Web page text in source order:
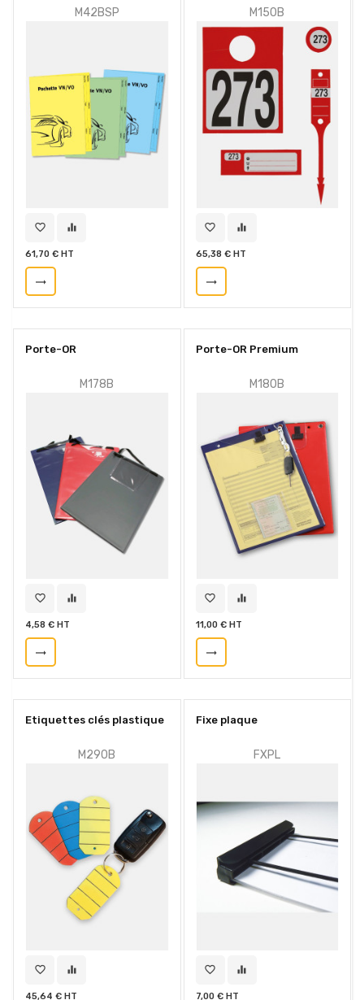
M42BSP
favorite_border equalizer
61,70 € HT
trending_flat
M150B
favorite_border equalizer
65,38 € HT
trending_flat
Porte-OR
M178B
favorite_border equalizer
4,58 € HT
trending_flat
Porte-OR Premium
M180B
favorite_border equalizer
11,00 € HT
trending_flat
Etiquettes clés plastique
M290B
favorite_border equalizer
45,64 € HT
Fixe plaque
FXPL
favorite_border equalizer
7,00 € HT